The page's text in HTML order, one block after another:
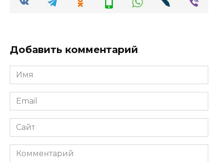
Добавить комментарий
Имя
*
Email
*
Сайт
Комментарий